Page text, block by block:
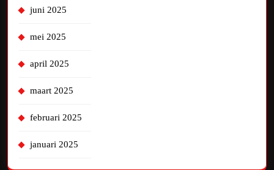
juni 2025
mei 2025
april 2025
maart 2025
februari 2025
januari 2025